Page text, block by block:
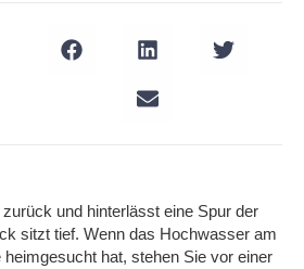
und hinterlässt eine Spur der
sitzt tief. Wenn das Hochwasser am
hat, stehen Sie vor einer